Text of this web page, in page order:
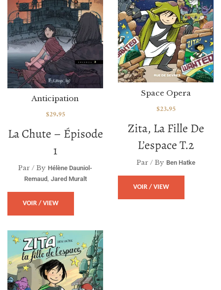
La Chute – Épisode
1
Anticipation
$29.95
Par / By Hélène Dauniol-
Remaud, Jared Muralt
VOIR / VIEW
Zita, La Fille De
L’espace T.2
Space Opera
$23.95
Par / By Ben Hatke
VOIR / VIEW